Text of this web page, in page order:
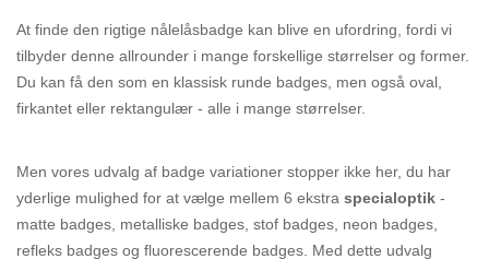
At finde den rigtige nålelåsbadge kan blive en ufordring, fordi vi
tilbyder denne allrounder i mange forskellige størrelser og former.
Du kan få den som en klassisk runde badges, men også oval,
firkantet eller rektangulær - alle i mange størrelser.
Men vores udvalg af badge variationer stopper ikke her, du har
yderlige mulighed for at vælge mellem 6 ekstra specialoptik -
matte badges, metalliske badges, stof badges, neon badges,
refleks badges og fluorescerende badges. Med dette udvalg